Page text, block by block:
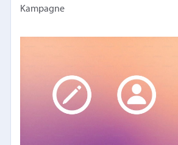
Kampagne